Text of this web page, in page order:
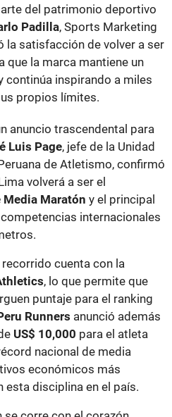
del patrimonio deportivo
Padilla, Sports Marketing
la satisfacción de volver a ser
que la marca mantiene un
continúa inspirando a miles
propios límites.
anuncio trascendental para
Luis Page, jefe de la Unidad
de Atletismo, confirmó
volverá a ser el
Maratón y el principal
internacionales
cuenta con la
, lo que permite que
puntaje para el ranking
Runners anunció además
US$ 10,000 para el atleta
nacional de media
económicos más
disciplina en el país.